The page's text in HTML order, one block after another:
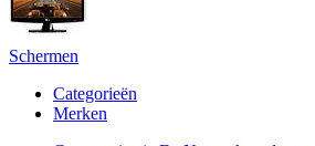
Schermen
Categorieën
Merken